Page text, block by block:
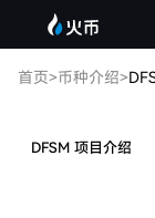
首页>币种介绍>
DFSM 项目介绍